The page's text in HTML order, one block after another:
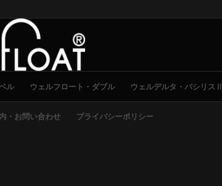
ル ウェルフロート・ダブル ウェルデルタ・バシリスⅡ
・お問い合わせ プライバシーポリシー